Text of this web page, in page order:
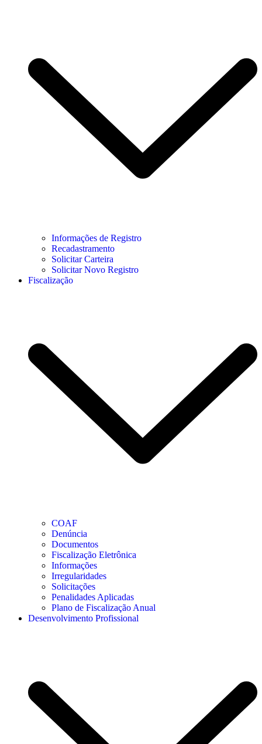
Informações de Registro
Recadastramento
Solicitar Carteira
Solicitar Novo Registro
Fiscalização
COAF
Denúncia
Documentos
Fiscalização Eletrônica
Informações
Irregularidades
Solicitações
Penalidades Aplicadas
Plano de Fiscalização Anual
Desenvolvimento Profissional